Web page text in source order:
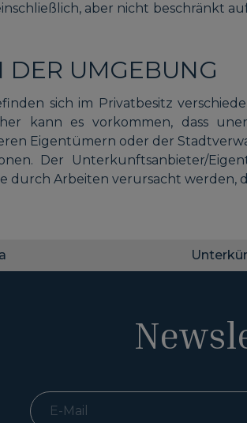
aber nicht beschränkt
DER UMGEBUNG
sich im Privatbesitz
kann es vorkommen, dass
Eigentümern oder der
Der Unterkunftsanbieter/
durch Arbeiten verursacht